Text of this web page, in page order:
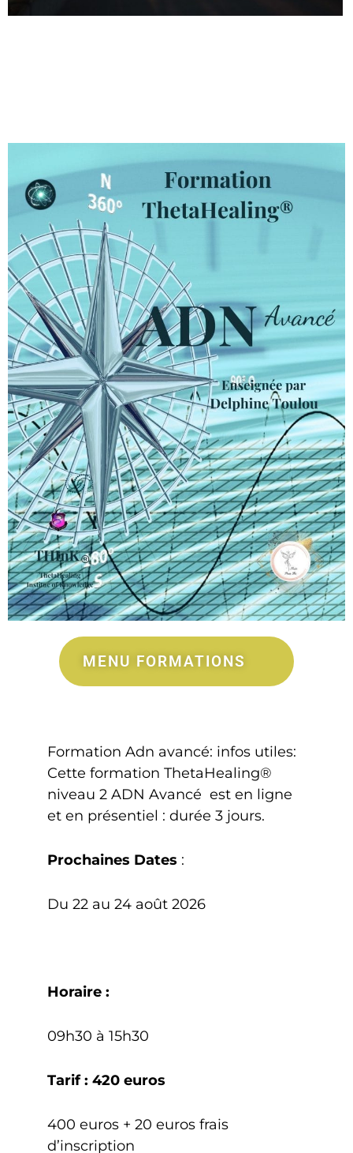
Formation Adn avancé: infos utiles:
Cette formation ThetaHealing®
niveau 2 ADN Avancé est en ligne
et en présentiel : durée 3 jours.
Prochaines Dates :
Du 22 au 24 août 2026
Horaire :
09h30 à 15h30
Tarif : 420 euros
400 euros + 20 euros frais
d’inscription
MENU FORMATIONS